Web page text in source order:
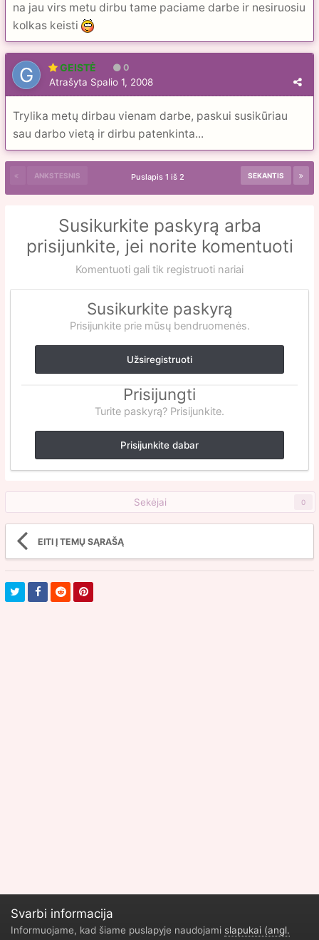
na jau virs metu dirbu tame paciame darbe ir nesiruosiu
kolkas keisti
GEISTĖ 0
Atrašyta Spalio 1, 2008
Trylika metų dirbau vienam darbe, paskui susikūriau
sau darbo vietą ir dirbu patenkinta...
ANKSTESNIS SEKANTIS
Puslapis 1 iš 2
Susikurkite paskyrą arba
prisijunkite, jei norite komentuoti
Komentuoti gali tik registruoti nariai
Susikurkite paskyrą
Prisijunkite prie mūsų bendruomenės.
Užsiregistruoti
Prisijungti
Turite paskyrą? Prisijunkite.
Prisijunkite dabar
Sekėjai 0
EITI Į TEMŲ SĄRAŠĄ
Svarbi informacija
Informuojame, kad šiame puslapyje naudojami slapukai (angl.